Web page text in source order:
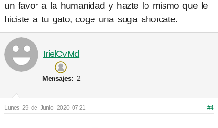
un favor a la humanidad y hazte lo mismo que le
hiciste a tu gato, coge una soga ahorcate.
IrielCvMd
Mensajes: 2
Lunes 29 de Junio, 2020 07:21 #4